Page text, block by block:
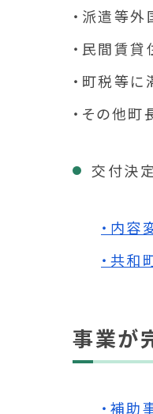
・派遣等
・民間賃
・町税等
・その他
交付決
・内
・共
事業が
・補